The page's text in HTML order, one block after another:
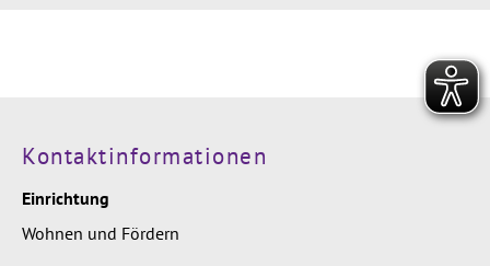
Kontaktinformationen
Einrichtung
Wohnen und Fördern